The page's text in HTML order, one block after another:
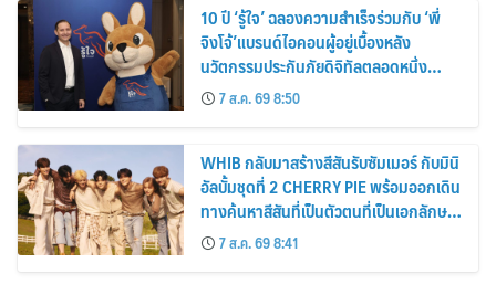
10 ปี ‘รู้ใจ’ ฉลองความสำเร็จร่วมกับ ‘พี่
จิงโจ้’แบรนด์ไอคอนผู้อยู่เบื้องหลัง
นวัตกรรมประกันภัยดิจิทัลตลอดหนึ่ง
ทศวรรษ
7 ส.ค. 69 8:50
WHIB กลับมาสร้างสีสันรับซัมเมอร์ กับมินิ
อัลบั้มชุดที่ 2 CHERRY PIE พร้อมออกเดิน
ทางค้นหาสีสันที่เป็นตัวตนที่เป็นเอกลักษณ์
ของตัวเอง
7 ส.ค. 69 8:41